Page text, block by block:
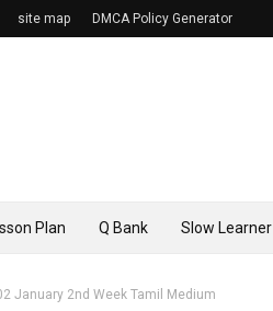
site map DMCA Policy Generator
Plan Q Bank Slow Learner
January 2nd Week Tamil Medium